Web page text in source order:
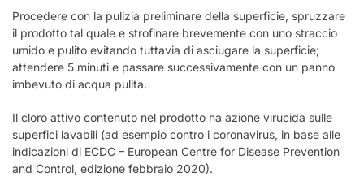
Procedere con la pulizia preliminare della superficie, spruzzare
il prodotto tal quale e strofinare brevemente con uno straccio
umido e pulito evitando tuttavia di asciugare la superficie;
attendere 5 minuti e passare successivamente con un panno
imbevuto di acqua pulita.
Il cloro attivo contenuto nel prodotto ha azione virucida sulle
superfici lavabili (ad esempio contro i coronavirus, in base alle
indicazioni di ECDC – European Centre for Disease Prevention
and Control, edizione febbraio 2020).